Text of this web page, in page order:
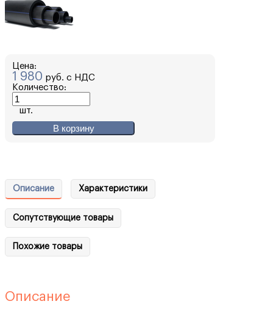
Цена:
1 980 руб. с НДС
Количество:
шт.
В корзину
Описание Характеристики
Сопутствующие товары
Похожие товары
Описание